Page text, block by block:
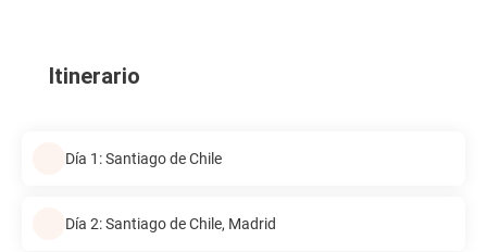
Itinerario
Día 1: Santiago de Chile
Día 2: Santiago de Chile, Madrid